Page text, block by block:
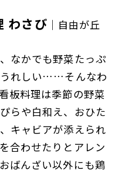
わさび ｜自由が丘
なかでも野菜たっぷ
うれしい……そんなわ
板料理は季節の野菜
らや白和え、おひた
キャビアが添えられ
合わせたりとアレン
ばんざい以外にも鶏